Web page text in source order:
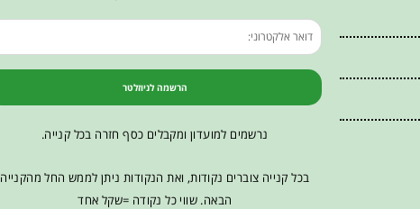
הרשמה לניוזלטר
נרשמים למועדון ומקבלים כסף חזרה בכל קנייה.
בכל קנייה צוברים נקודות, ואת הנקודות ניתן לממש החל מהקנייה
הבאה. שווי כל נקודה =שקל אחד